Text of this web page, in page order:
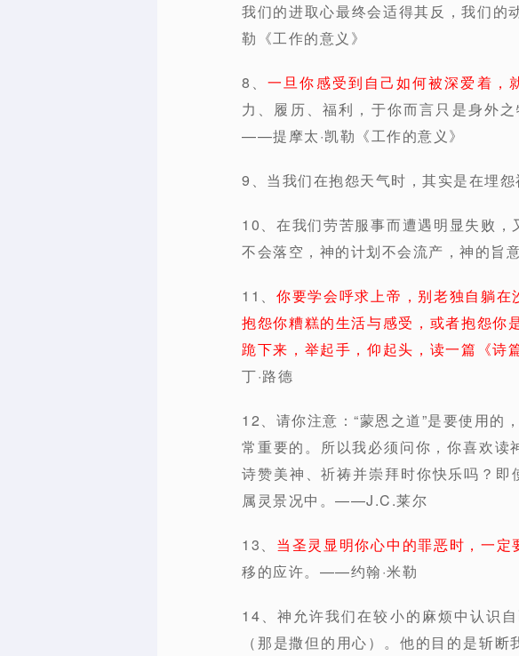
我们的进取心最终会适得其反，我们
勒《工作的意义》
8、一旦你感受到自己如何被深爱着，
力、履历、福利，于你而言只是身外
——提摩太·凯勒《工作的意义》
9、当我们在抱怨天气时，其实是在埋
10、在我们劳苦服事而遭遇明显失败
不会落空，神的计划不会流产，神的旨
11、 你要学会呼求上帝，别老独自躺
抱怨你糟糕的生活与感受，或者抱怨你
跪下来，举起手，仰起头，读一篇《诗
丁·路德
12、请你注意：“蒙恩之道”是要使用的
常重要的。所以我必须问你，你喜欢
诗赞美神、祈祷并崇拜时你快乐吗？即
属灵景况中。——J.C.莱尔
13、 当圣灵显明你心中的罪恶时，一定
移的应许。——约翰·米勒
14、神允许我们在较小的麻烦中认识
（那是撒但的用心）。他的目的是斩